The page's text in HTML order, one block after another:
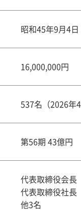
昭和45年9月4日
16,000,000円
537名（2026年
第56期 43億円
代表取締役会
代表取締役社
他3名